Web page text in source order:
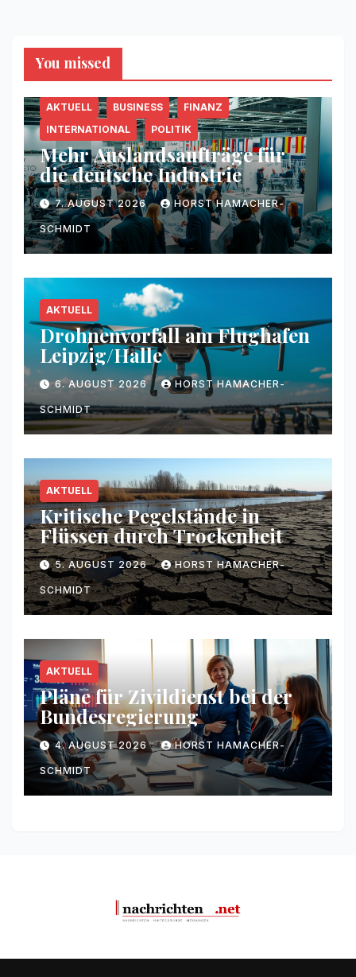
You missed
AKTUELL BUSINESS
FINANZ
INTERNATIONAL
POLITIK
Mehr Auslandsaufträge für
die deutsche Industrie
7. AUGUST 2026 HORST HAMACHER-
SCHMIDT
AKTUELL
Drohnenvorfall am Flughafen
Leipzig/Halle
6. AUGUST 2026 HORST HAMACHER-
SCHMIDT
AKTUELL
Kritische Pegelstände in
Flüssen durch Trockenheit
5. AUGUST 2026 HORST HAMACHER-
SCHMIDT
AKTUELL
Pläne für Zivildienst bei der
Bundesregierung
4. AUGUST 2026 HORST HAMACHER-
SCHMIDT